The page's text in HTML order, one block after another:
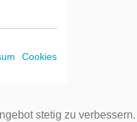
Cookies
stetig zu verbessern.